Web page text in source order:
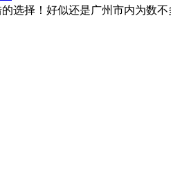
选择！好似还是广州市内为数